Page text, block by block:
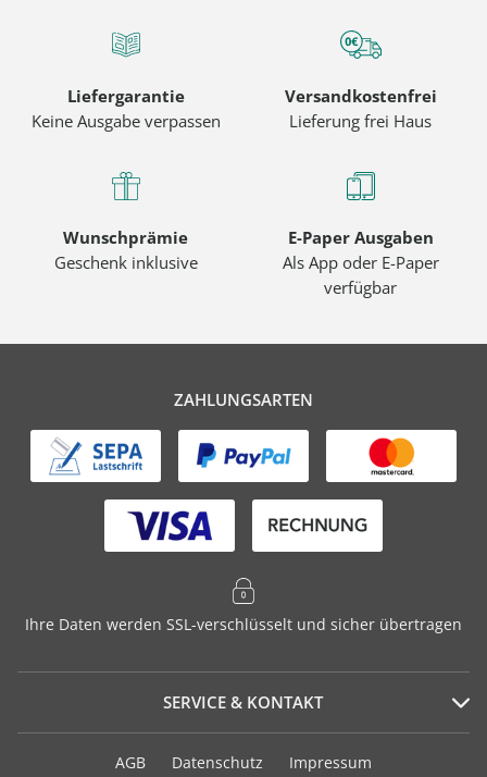
Liefergarantie
Keine Ausgabe verpassen
Versandkostenfrei
Lieferung frei Haus
Wunschprämie
Geschenk inklusive
E-Paper Ausgaben
Als App oder E-Paper
verfügbar
ZAHLUNGSARTEN
Ihre Daten werden SSL-verschlüsselt und sicher übertragen
SERVICE & KONTAKT
Serviceportal
AGB Datenschutz Impressum